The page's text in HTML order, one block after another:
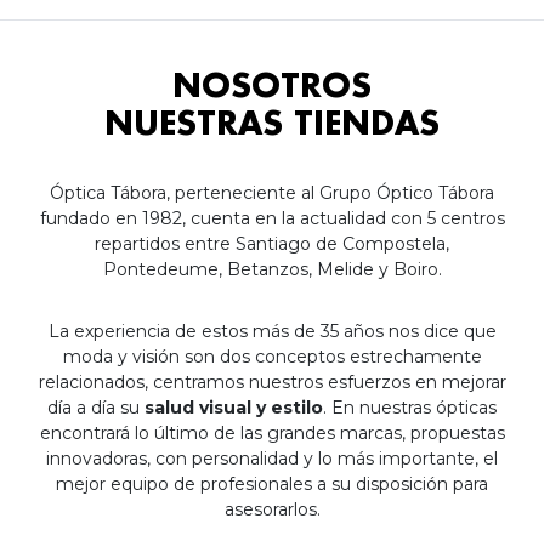
NOSOTROS
NUESTRAS TIENDAS
Óptica Tábora, perteneciente al Grupo Óptico Tábora
fundado en 1982, cuenta en la actualidad con 5 centros
repartidos entre Santiago de Compostela,
Pontedeume, Betanzos, Melide y Boiro.
La experiencia de estos más de 35 años nos dice que
moda y visión son dos conceptos estrechamente
relacionados, centramos nuestros esfuerzos en mejorar
día a día su salud visual y estilo. En nuestras ópticas
encontrará lo último de las grandes marcas, propuestas
innovadoras, con personalidad y lo más importante, el
mejor equipo de profesionales a su disposición para
asesorarlos.